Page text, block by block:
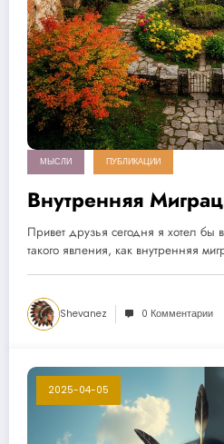
МЫСЛИ ПУБЛИКАЦИИ
Внутренняя
Привет друзья сегодня я хотел бы
такого явления, как внутренняя
Shevanez 0 Комментарии
2025-04-05